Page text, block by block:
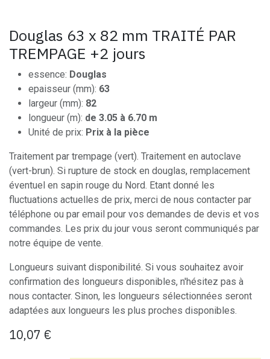
Douglas 63 x 82 mm TRAITÉ PAR
TREMPAGE +2 jours
essence: Douglas
epaisseur (mm): 63
largeur (mm): 82
longueur (m): de 3.05 à 6.70 m
Unité de prix: Prix à la pièce
Traitement par trempage (vert). Traitement en autoclave
(vert-brun). Si rupture de stock en douglas, remplacement
éventuel en sapin rouge du Nord. Etant donné les
fluctuations actuelles de prix, merci de nous contacter par
téléphone ou par email pour vos demandes de devis et vos
commandes. Les prix du jour vous seront communiqués par
notre équipe de vente.
Longueurs suivant disponibilité. Si vous souhaitez avoir
confirmation des longueurs disponibles, n'hésitez pas à
nous contacter. Sinon, les longueurs sélectionnées seront
adaptées aux longueurs les plus proches disponibles.
10,07 €